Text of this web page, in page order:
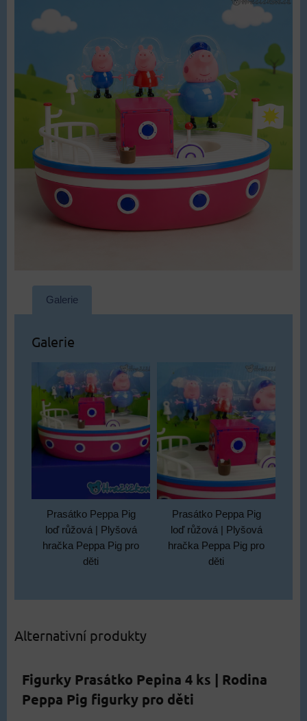
Galerie
Galerie
Prasátko Peppa Pig
loď růžová | Plyšová
hračka Peppa Pig pro
děti
Prasátko Peppa Pig
loď růžová | Plyšová
hračka Peppa Pig pro
děti
Alternativní produkty
Figurky Prasátko Pepina 4 ks | Rodina
Peppa Pig figurky pro děti